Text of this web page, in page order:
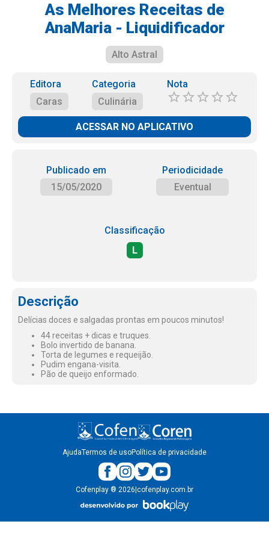
As Melhores Receitas de
AnaMaria - Liquidificador
Alto Astral
Editora
Caras
Categoria
Culinária
Nota
ACESSAR NO APLICATIVO
Publicado em
15/05/2020
Periodicidade
Eventual
Classificação
L
Descrição
Delícias doces e salgadas prontas em poucos minutos!
44 receitas + dicas e truques.
Bolo invertido de banana.
Torta de legumes e requeijão.
Pudim engana-visita.
Pão de queijo enformado.
AjudaTermos de usoPolítica de privacidade
Cofenplay ® 2026 cofenplay.com.br